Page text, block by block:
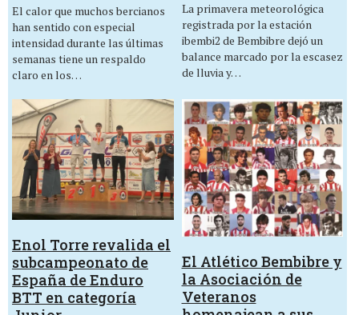
El calor que muchos bercianos
han sentido con especial
intensidad durante las últimas
semanas tiene un respaldo
claro en los…
La primavera meteorológica
registrada por la estación
ibembi2 de Bembibre dejó un
balance marcado por la escasez
de lluvia y…
Enol Torre revalida el
subcampeonato de
España de Enduro
BTT en categoría
El Atlético Bembibre y
la Asociación de
Veteranos